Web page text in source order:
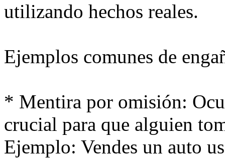
utilizando hechos reales.
Ejemplos comunes de
* Mentira por omisión:
crucial para que alguien
Ejemplo: Vendes un auto